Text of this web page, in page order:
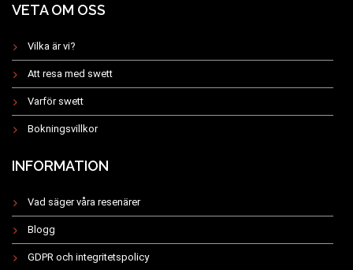
VETA OM OSS
Vilka är vi?
Att resa med swett
Varför swett
Bokningsvillkor
INFORMATION
Vad säger våra resenärer
Blogg
GDPR och integritetspolicy